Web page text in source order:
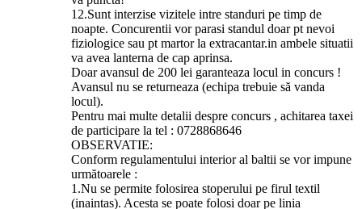
12.Sunt interzise vizitele intre standuri pe timp de
noapte. Concurentii vor parasi standul doar pt nevoi
fiziologice sau pt martor la extracantar.in ambele situatii
va avea lanterna de cap aprinsa.
Doar avansul de 200 lei garanteaza locul in concurs !
Avansul nu se returneaza (echipa trebuie să vanda
locul).
Pentru mai multe detalii despre concurs , achitarea taxei
de participare la tel : 0728868646
OBSERVATIE:
Conform regulamentului interior al baltii se vor impune
următoarele :
1.Nu se permite folosirea stoperului pe firul textil
(inaintas). Acesta se poate folosi doar pe linia